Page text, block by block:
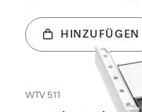
HINZUFÜGEN
WTV 511